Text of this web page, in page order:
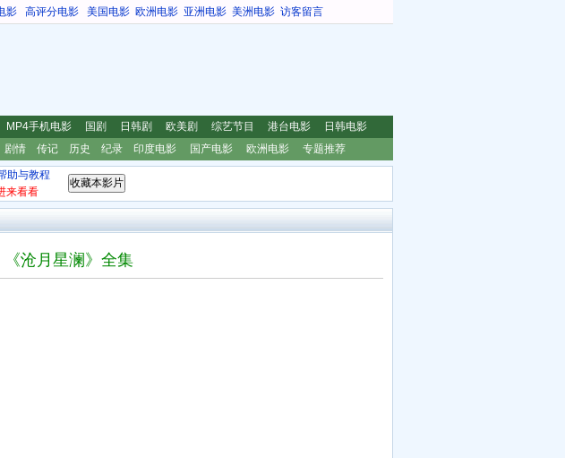
影 高评分电影 美国电影 欧洲电影 亚洲电影 美洲电影 访客留言
MP4手机电影 国剧 日韩剧 欧美剧 综艺节目 港台电影
日韩电影
剧情 传记 历史 纪录 印度电影 国产电影 欧洲电影 专题推荐
助与教程
来看看
《沧月星澜》全集